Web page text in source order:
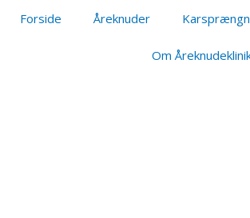
Forside Åreknuder
Om